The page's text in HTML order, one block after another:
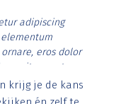
adipiscing
eros dolor
vitae erat.
rutrum lorem
posuere.
krijg je de kans